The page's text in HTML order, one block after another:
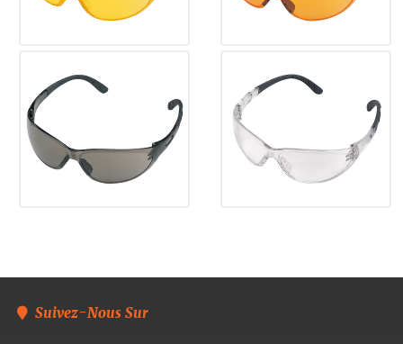
Suivez-Nous Sur